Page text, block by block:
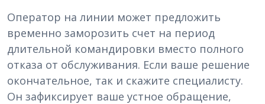
Оператор на линии может предложить
временно заморозить счет на период
длительной командировки вместо полного
отказа от обслуживания. Если ваше решение
окончательное, так и скажите специалисту.
Он зафиксирует ваше устное обращение,